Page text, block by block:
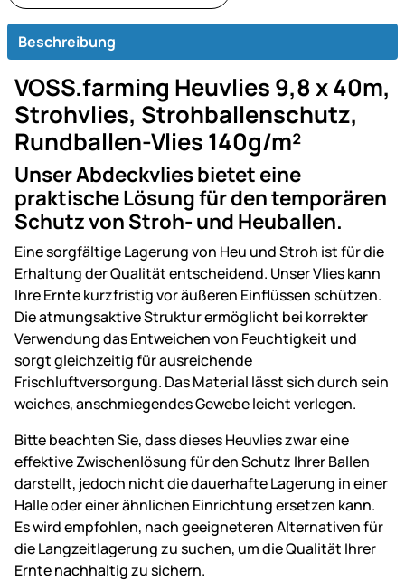
Beschreibung
VOSS.farming Heuvlies 9,8 x 40m,
Strohvlies, Strohballenschutz,
Rundballen-Vlies 140g/m²
Unser Abdeckvlies bietet eine
praktische Lösung für den temporären
Schutz von Stroh- und Heuballen.
Eine sorgfältige Lagerung von Heu und Stroh ist für die
Erhaltung der Qualität entscheidend. Unser Vlies kann
Ihre Ernte kurzfristig vor äußeren Einflüssen schützen.
Die atmungsaktive Struktur ermöglicht bei korrekter
Verwendung das Entweichen von Feuchtigkeit und
sorgt gleichzeitig für ausreichende
Frischluftversorgung. Das Material lässt sich durch sein
weiches, anschmiegendes Gewebe leicht verlegen.
Bitte beachten Sie, dass dieses Heuvlies zwar eine
effektive Zwischenlösung für den Schutz Ihrer Ballen
darstellt, jedoch nicht die dauerhafte Lagerung in einer
Halle oder einer ähnlichen Einrichtung ersetzen kann.
Es wird empfohlen, nach geeigneteren Alternativen für
die Langzeitlagerung zu suchen, um die Qualität Ihrer
Ernte nachhaltig zu sichern.